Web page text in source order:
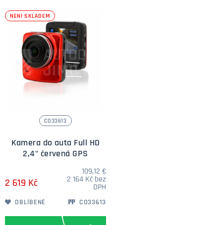
NENÍ SKLADEM
CO33613
Kamera do auta Full HD
2,4" červená GPS
2 619 Kč
109,12 €
2 164 Kč bez
DPH
OBLÍBENÉ CO33613